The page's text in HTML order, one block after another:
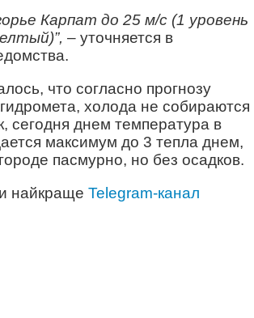
Карпат до 25 м/с (1 уровень
– уточняется в
что согласно прогнозу
холода не собираются
сегодня днем температура в
максимум до 3 тепла днем,
пасмурно, но без осадков.
найкраще Telegram-канал